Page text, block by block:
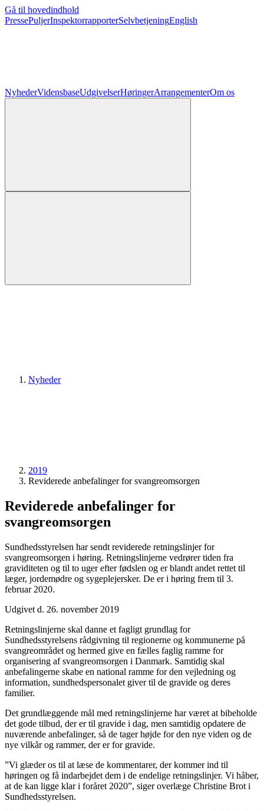
Gå til hovedindhold
PressePuljerInspektorrapporterSelvbetjeningEnglish
NyhederVidensbaseUdgivelserHøringerArrangementerOm os
Nyheder
2019
Reviderede anbefalinger for svangreomsorgen
Reviderede anbefalinger for
svangreomsorgen
Sundhedsstyrelsen har sendt reviderede retningslinjer for
svangreomsorgen i høring. Retningslinjerne vedrører tiden fra
graviditeten og til to uger efter fødslen og er blandt andet rettet til
læger, jordemødre og sygeplejersker. De er i høring frem til 3.
februar 2020.
Udgivet d. 26. november 2019
Retningslinjerne skal danne et fagligt grundlag for
Sundhedsstyrelsens rådgivning til regionerne og kommunerne på
svangreområdet og hermed give en fælles faglig ramme for
organisering af svangreomsorgen i Danmark. Samtidig skal
anbefalingerne skabe en national ramme for den vejledning og
information, sundhedspersonalet giver til de gravide og deres
familier.
Det grundlæggende mål med retningslinjerne har været at bibeholde
det gode tilbud, der er til gravide i dag, men samtidig opdatere de
nuværende anbefalinger, så de tager højde for den nye viden og de
nye vilkår og rammer, der er for gravide.
”Vi glæder os til at læse de kommentarer, der kommer ind til
høringen og få indarbejdet dem i de endelige retningslinjer. Vi håber,
at de kan ligge klar i foråret 2020”, siger overlæge Christine Brot i
Sundhedsstyrelsen.